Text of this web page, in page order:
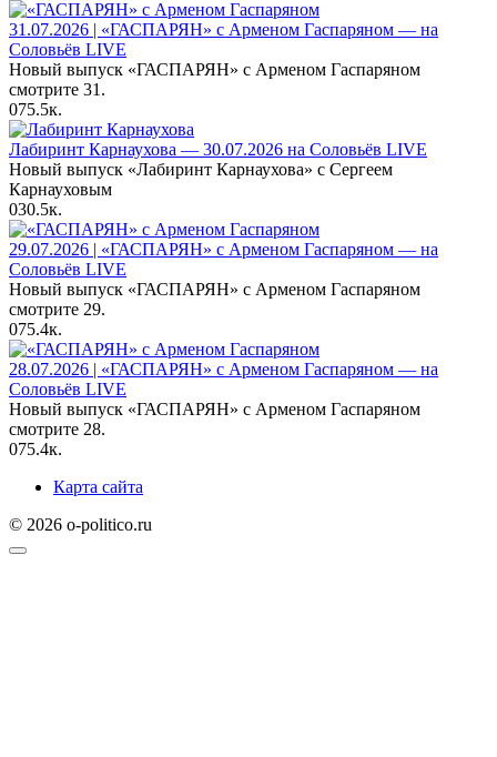
31.07.2026 | «ГАСПАРЯН» с Арменом Гаспаряном — на
Соловьёв LIVE
Новый выпуск «ГАСПАРЯН» с Арменом Гаспаряном
смотрите 31.
075.5к.
Лабиринт Карнаухова — 30.07.2026 на Соловьёв LIVE
Новый выпуск «Лабиринт Карнаухова» с Сергеем
Карнауховым
030.5к.
29.07.2026 | «ГАСПАРЯН» с Арменом Гаспаряном — на
Соловьёв LIVE
Новый выпуск «ГАСПАРЯН» с Арменом Гаспаряном
смотрите 29.
075.4к.
28.07.2026 | «ГАСПАРЯН» с Арменом Гаспаряном — на
Соловьёв LIVE
Новый выпуск «ГАСПАРЯН» с Арменом Гаспаряном
смотрите 28.
075.4к.
Карта сайта
© 2026 o-politico.ru